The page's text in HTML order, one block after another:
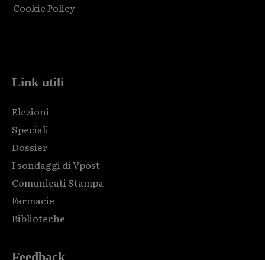
Cookie Policy
Link utili
Elezioni
Speciali
Dossier
I sondaggi di Vpost
Comunicati Stampa
Farmacie
Biblioteche
Feedback